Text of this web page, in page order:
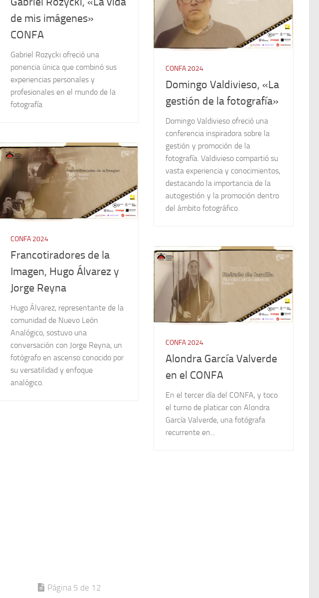
de mis imágenes»
CONFA
Gabriel Rozycki ofreció una
ponencia única que combinó sus
experiencias personales y
profesionales en el mundo de la
fotografía
CONFA 2024
Domingo Valdivieso, «La
gestión de la fotografía»
Domingo Valdivieso ofreció una
conferencia inspiradora sobre la
gestión y promoción de la
fotografía. Valdivieso compartió su
vasta experiencia y conocimientos,
destacando la importancia de la
autogestión y la promoción dentro
del ámbito fotográfico.
CONFA 2024
Francotiradores de la
Imagen, Hugo Álvarez y
Jorge Reyna
Hugo Álvarez, representante de la
comunidad de Nuevo León
Analógico, sostuvo una
conversación con Jorge Reyna, un
fotógrafo en ascenso conocido por
su versatilidad y enfoque
analógico.
CONFA 2024
Alondra García Valverde
en el CONFA
En el tercer día del CONFA, y toco
el turno de platicar con Alondra
García Valverde, una fotógrafa
recurrente en...
Página 5 de 12